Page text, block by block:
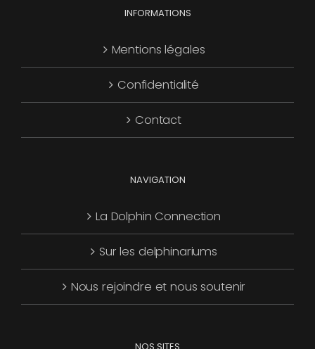
options
être
choisies
sur
produit
INFORMATIONS
Mentions légales
Confidentialité
Contact
NAVIGATION
La Dolphin Connection
Sur les delphinariums
Nous rejoindre et nous soutenir